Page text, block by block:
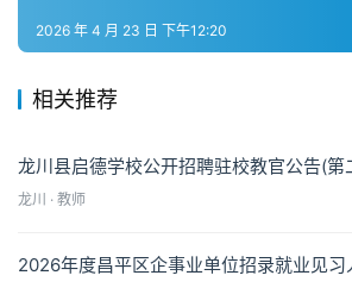
2026 年 4 月 23 日 下午12:20
相关推荐
龙川县启德学校公开招聘驻校教官公告(第
龙川 · 教师
2026年度昌平区企事业单位招录就业见习